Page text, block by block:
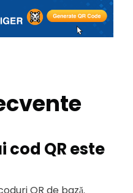
cod QR este
QR de bază.